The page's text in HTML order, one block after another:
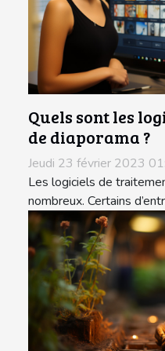
Quels sont les
de diaporama ?
Jeudi 23 février 2023
Les logiciels de
nombreux. Certains